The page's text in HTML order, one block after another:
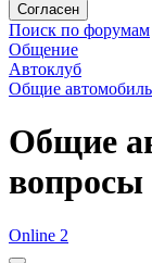
Согласен
Поиск по форумам
Общение
Автоклуб
Общие
Общие
вопросы
Online 2